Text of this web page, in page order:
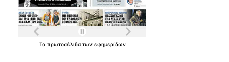
Τα πρωτοσέλιδα των εφημερίδων